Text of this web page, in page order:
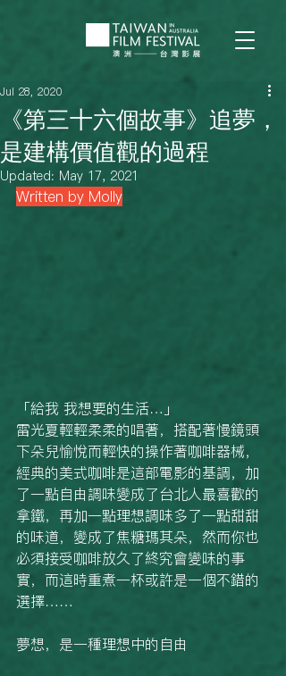
《第三十六個故事》追夢，
是建構價值觀的過程
Jul 28, 2020
Updated: May 17, 2021
Written by Molly
「給我 我想要的生活…」
雷光夏輕輕柔柔的唱著，搭配著慢鏡頭
下朵兒愉悅而輕快的操作著咖啡器械，
經典的美式咖啡是這部電影的基調，加
了一點自由調味變成了台北人最喜歡的
拿鐵，再加一點理想調味多了一點甜甜
的味道，變成了焦糖瑪其朵，然而你也
必須接受咖啡放久了終究會變味的事
實，而這時重煮一杯或許是一個不錯的
選擇……
夢想，是一種理想中的自由